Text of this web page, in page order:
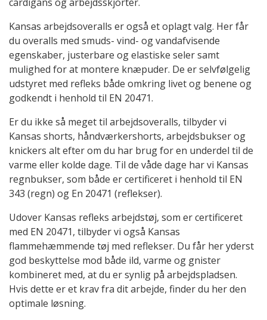
Kansas arbejdsoveralls er også et oplagt valg. Her får
du overalls med smuds- vind- og vandafvisende
egenskaber, justerbare og elastiske seler samt
mulighed for at montere knæpuder. De er selvfølgelig
udstyret med refleks både omkring livet og benene og
godkendt i henhold til EN 20471.
Er du ikke så meget til arbejdsoveralls, tilbyder vi
Kansas shorts, håndværkershorts, arbejdsbukser og
knickers alt efter om du har brug for en underdel til de
varme eller kolde dage. Til de våde dage har vi Kansas
regnbukser, som både er certificeret i henhold til EN
343 (regn) og En 20471 (reflekser).
Udover Kansas refleks arbejdstøj, som er certificeret
med EN 20471, tilbyder vi også Kansas
flammehæmmende tøj med reflekser. Du får her yderst
god beskyttelse mod både ild, varme og gnister
kombineret med, at du er synlig på arbejdspladsen.
Hvis dette er et krav fra dit arbejde, finder du her den
optimale løsning.